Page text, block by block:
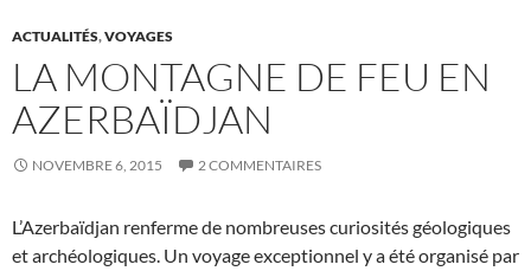
ACTUALITÉS,VOYAGES
LA MONTAGNE DE FEU EN
AZERBAÏDJAN
NOVEMBRE 6, 2015 2 COMMENTAIRES
L’Azerbaïdjan renferme de nombreuses curiosités géologiques
et archéologiques. Un voyage exceptionnel y a été organisé par